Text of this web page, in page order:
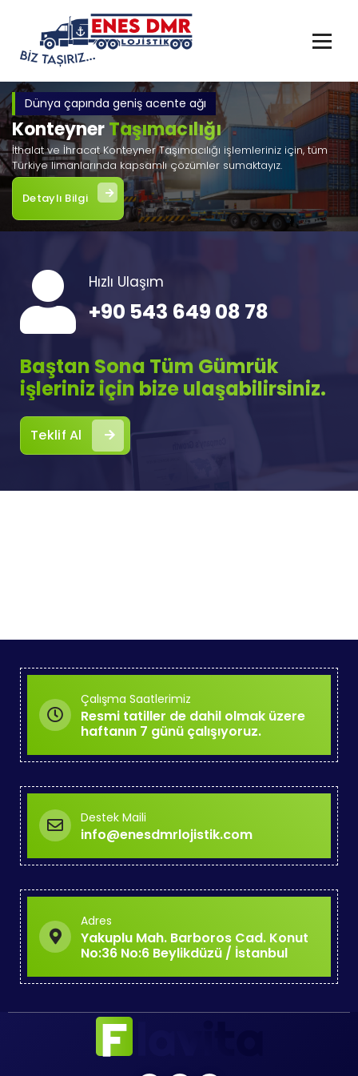
Dünya çapında geniş acente ağı
KonteynerTaşımacılığı
İthalat ve İhracat Konteyner Taşımacılığı işlemleriniz için, tüm
Türkiye limanlarında kapsamlı çözümler sumaktayız.
Detaylı Bilgi
Hızlı Ulaşım
+90 543 649 08 78
Baştan Sona Tüm Gümrük
işleriniz için bize ulaşabilirsiniz.
Teklif Al
Çalışma Saatlerimiz
Resmi tatiller de dahil olmak üzere
haftanın 7 günü çalışıyoruz.
Destek Maili
info@enesdmrlojistik.com
Adres
Yakuplu Mah. Barboros Cad. Konut
No:36 No:6 Beylikdüzü / İstanbul